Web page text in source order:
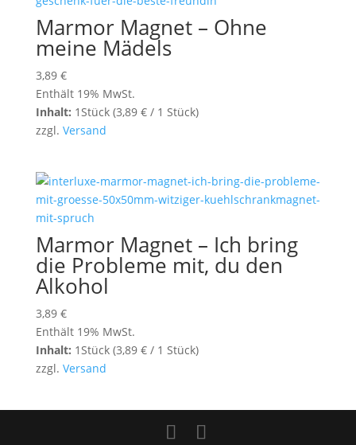
Marmor Magnet – Ohne
meine Mädels
3,89 €
Enthält 19% MwSt.
Inhalt: 1Stück (3,89 €/ 1 Stück)
zzgl. Versand
Marmor Magnet – Ich bring
die Probleme mit, du den
Alkohol
3,89 €
Enthält 19% MwSt.
Inhalt: 1Stück (3,89 €/ 1 Stück)
zzgl. Versand